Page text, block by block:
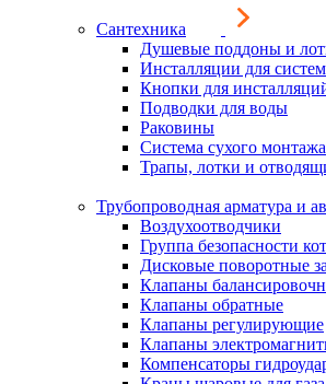
Сантехника
Душевые поддоны и
Инсталляции для
Кнопки для
Подводки для воды
Раковины
Система сухого монтажа
Трапы, лотки и
Трубопроводная арматура и
Воздухоотводчики
Группа безопасности
Дисковые поворотные
Клапаны
Клапаны обратные
Клапаны регулирующие
Клапаны
Компенсаторы